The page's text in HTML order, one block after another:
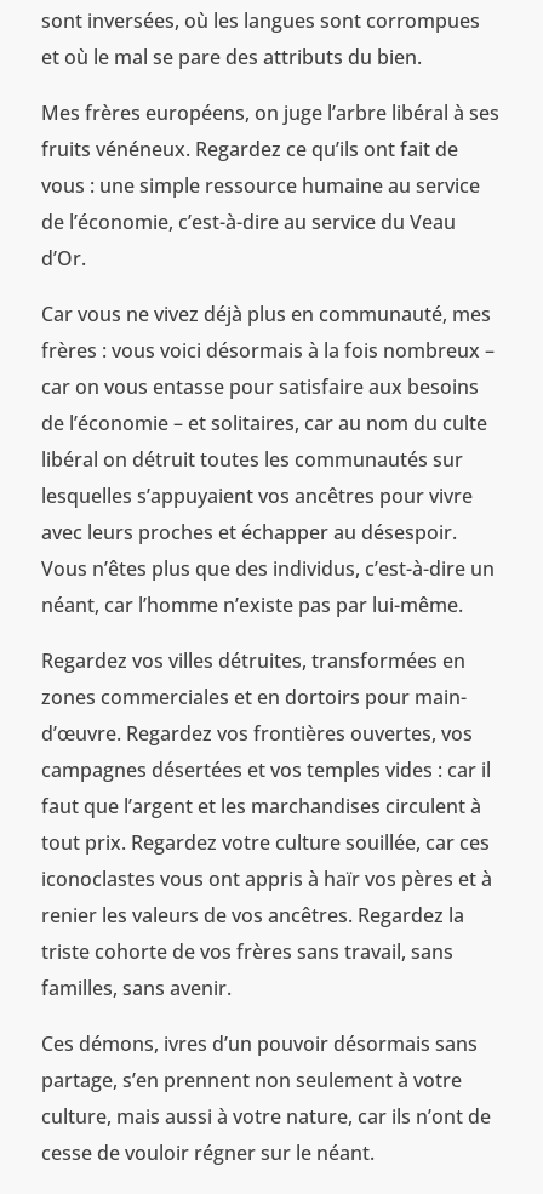
sont inversées, où les langues sont corrompues
et où le mal se pare des attributs du bien.
Mes frères européens, on juge l’arbre libéral à ses
fruits vénéneux. Regardez ce qu’ils ont fait de
vous : une simple ressource humaine au service
de l’économie, c’est-à-dire au service du Veau
d’Or.
Car vous ne vivez déjà plus en communauté, mes
frères : vous voici désormais à la fois nombreux –
car on vous entasse pour satisfaire aux besoins
de l’économie – et solitaires, car au nom du culte
libéral on détruit toutes les communautés sur
lesquelles s’appuyaient vos ancêtres pour vivre
avec leurs proches et échapper au désespoir.
Vous n’êtes plus que des individus, c’est-à-dire un
néant, car l’homme n’existe pas par lui-même.
Regardez vos villes détruites, transformées en
zones commerciales et en dortoirs pour main-
d’œuvre. Regardez vos frontières ouvertes, vos
campagnes désertées et vos temples vides : car il
faut que l’argent et les marchandises circulent à
tout prix. Regardez votre culture souillée, car ces
iconoclastes vous ont appris à haïr vos pères et à
renier les valeurs de vos ancêtres. Regardez la
triste cohorte de vos frères sans travail, sans
familles, sans avenir.
Ces démons, ivres d’un pouvoir désormais sans
partage, s’en prennent non seulement à votre
culture, mais aussi à votre nature, car ils n’ont de
cesse de vouloir régner sur le néant.